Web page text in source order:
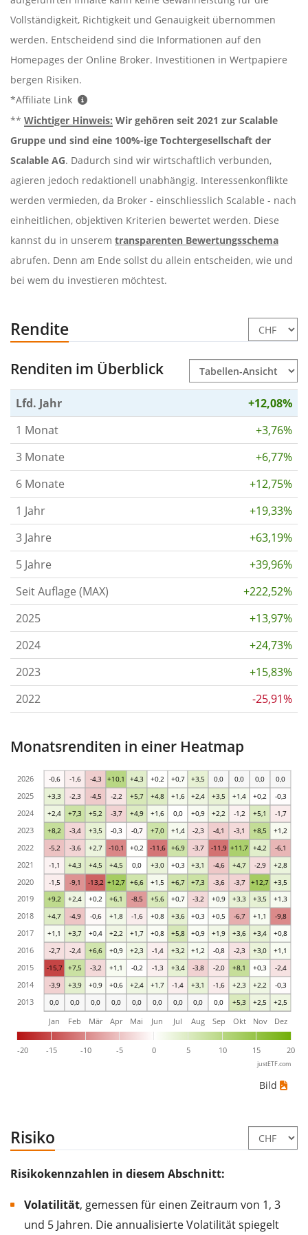
Vollständigkeit, Richtigkeit und Genauigkeit übernommen
werden. Entscheidend sind die Informationen auf den
Homepages der Online Broker. Investitionen in Wertpapiere
bergen Risiken.
*Affiliate Link
** Wichtiger Hinweis: Wir gehören seit 2021 zur Scalable
Gruppe und sind eine 100%-ige Tochtergesellschaft der
Scalable AG. Dadurch sind wir wirtschaftlich verbunden,
agieren jedoch redaktionell unabhängig. Interessenkonflikte
werden vermieden, da Broker - einschliesslich Scalable - nach
einheitlichen, objektiven Kriterien bewertet werden. Diese
kannst du in unserem transparenten Bewertungsschema
abrufen. Denn am Ende sollst du allein entscheiden, wie und
bei wem du investieren möchtest.
Rendite
Renditen im Überblick
Lfd. Jahr
+12,08%
1 Monat
+3,76%
3 Monate
+6,77%
6 Monate
+12,75%
1 Jahr
+19,33%
3 Jahre
+63,19%
5 Jahre
+39,96%
Seit Auflage (MAX)
+222,52%
2025
+13,97%
2024
+24,73%
2023
+15,83%
2022
-25,91%
Monatsrenditen in einer Heatmap
0,0 0,0 0,0 0,0 0,0 0,0 0,0 0,0 0,0 +5,3 +2,5 +2,5
-3,9 +3,9 +0,9 +0,6 +2,4 +1,7 -1,4 +3,1 -1,6 +2,3 +2,2 -0,3
-15,7 +7,5 -3,2 +1,1 -0,2 -1,3 +3,4 -3,8 -2,0 +8,1 +0,3 -2,4
-2,7 -2,4 +6,6 +0,9 +2,3 -1,4 +3,2 +1,2 -0,8 -2,3 +3,0 +1,1
+1,1 +3,7 +0,4 +2,2 +1,7 +0,8 +5,8 +0,9 +1,9 +3,6 +3,4 +0,8
+4,7 -4,9 -0,6 +1,8 -1,6 +0,8 +3,6 +0,3 +0,5 -6,7 +1,1 -9,8
+9,2 +2,4 +0,2 +6,1 -8,5 +5,6 +0,7 -3,2 +0,9 +3,3 +3,5 +1,3
-1,5 -9,1 -13,2 +12,7 +6,6 +1,5 +6,7 +7,3 -3,6 -3,7 +12,7 +3,5
-1,1 +4,3 +4,5 +4,5 0,0 +3,0 +0,3 +3,1 -4,6 +4,7 -2,9 +2,8
-5,2 -3,6 +2,7 -10,1 +0,2 -11,6 +6,9 -3,7 -11,9 +11,7 +4,2 -6,1
+8,2 -3,4 +3,5 -0,3 -0,7 +7,0 +1,4 -2,3 -4,1 -3,1 +8,5 +1,2
+2,4 +7,3 +5,2 -3,7 +4,9 +1,6 0,0 +0,9 +2,2 -1,2 +5,1 -1,7
+3,3 -2,3 -4,5 -2,2 +5,7 +4,8 +1,6 +2,4 +3,5 +1,4 +0,2 -0,3
-0,6 -1,6 -4,3 +10,1 +4,3 +0,2 +0,7 +3,5 0,0 0,0 0,0 0,0
-20 -15 -10 -5 0 5 10 15 20
Jan Feb Mär Apr Mai Jun Jul Aug Sep Okt Nov Dez
2013
2014
2015
2016
2017
2018
2019
2020
2021
2022
2023
2024
2025
2026
justETF.com
Bild
Risiko
Risikokennzahlen in diesem Abschnitt:
Volatilität, gemessen für einen Zeitraum von 1, 3
und 5 Jahren. Die annualisierte Volatilität spiegelt